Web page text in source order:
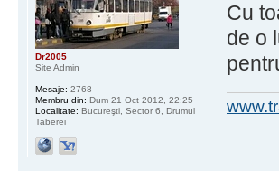
Cu
de o
Dr2005
Site Admin
Mesaje: 2768
Membru din: Dum 21 Oct 2012, 22:25
Localitate: Bucureşti, Sector 6, Drumul
Taberei